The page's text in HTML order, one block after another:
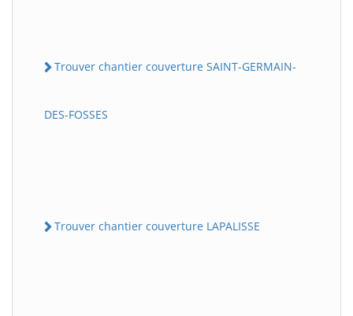
Trouver chantier couverture SAINT-GERMAIN-
DES-FOSSES
Trouver chantier couverture LAPALISSE